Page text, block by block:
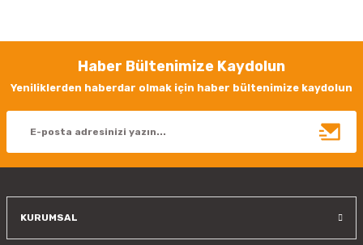
Görüş ve önerileriniz için teşekkür ederiz.
Ürün resmi kalitesiz, bozuk veya görüntülenemiyor.
Ürün bilgilerinde hatalar bulunuyor.
Haber Bültenimize Kaydolun
Yeniliklerden haberdar olmak için haber bültenimize kaydolun
KURUMSAL